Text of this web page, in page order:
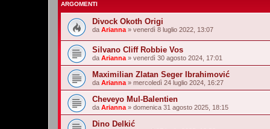
ARGOMENTI
Divock Okoth Origi
da Arianna » venerdì 8 luglio 2022, 13:07
Silvano Cliff Robbie Vos
da Arianna » venerdì 30 agosto 2024, 17:01
Maximilian Zlatan Seger Ibrahimović
da Arianna » mercoledì 24 luglio 2024, 16:27
Cheveyo Mul-Balentien
da Arianna » domenica 31 agosto 2025, 18:15
Dino Delkić